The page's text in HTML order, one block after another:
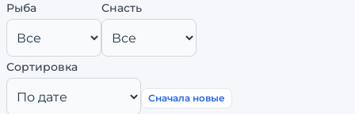
Рыба Снасть
Сортировка
Сначала новые